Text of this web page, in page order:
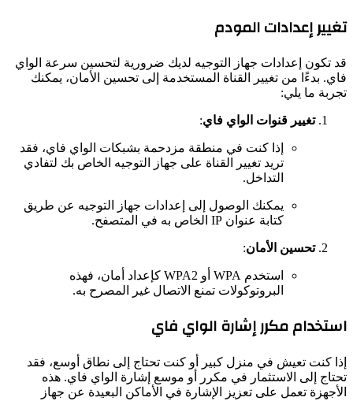
تغيير إعدادات المودم
قد تكون إعدادات جهاز التوجيه لديك ضرورية لتحسين سرعة الواي
فاي. بدءًا من تغيير القناة المستخدمة إلى تحسين الأمان، يمكنك
تجربة ما يلي:
تغيير قنوات الواي فاي:
إذا كنت في منطقة مزدحمة بشبكات الواي فاي، فقد
تريد تغيير القناة على جهاز التوجيه الخاص بك لتفادي
التداخل.
يمكنك الوصول إلى إعدادات جهاز التوجيه عن طريق
كتابة عنوان IP الخاص به في المتصفح.
تحسين الأمان:
استخدم WPA أو WPA2 كإعداد أمان، فهذه
البروتوكولات تمنع الاتصال غير المصرح به.
استخدام مكرر إشارة الواي فاي
إذا كنت تعيش في منزل كبير أو كنت تحتاج إلى نطاق أوسع، فقد
تحتاج إلى الاستثمار في مكرر أو موسع إشارة الواي فاي. هذه
الأجهزة تعمل على تعزيز الإشارة في الأماكن البعيدة عن جهاز